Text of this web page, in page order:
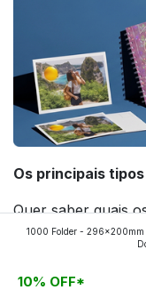
Os principais
Quer saber quais
aplicados nos
continue a leitura
1000 Folder - 296x200mm
10% OFF*